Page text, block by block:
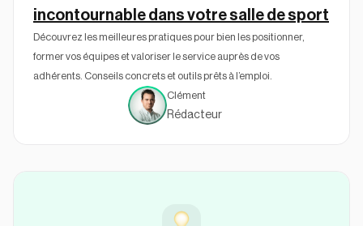
incontournable dans votre salle de sport
Découvrez les meilleures pratiques pour bien les positionner,
former vos équipes et valoriser le service auprès de vos
adhérents. Conseils concrets et outils prêts à l’emploi.
Clément
Rédacteur